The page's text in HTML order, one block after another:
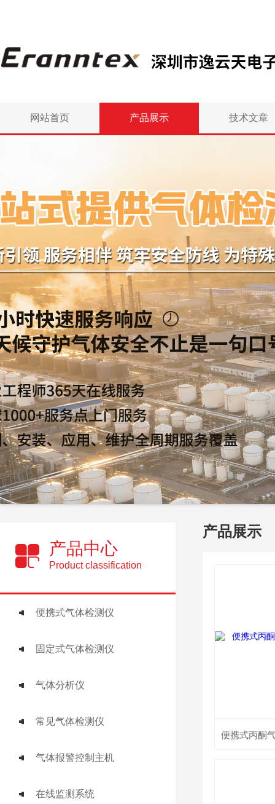
网站首页 产品展示 技术文章
产品中心
Product classification
便携式气体检测仪
固定式气体检测仪
气体分析仪
常见气体检测仪
气体报警控制主机
在线监测系统
产品展示